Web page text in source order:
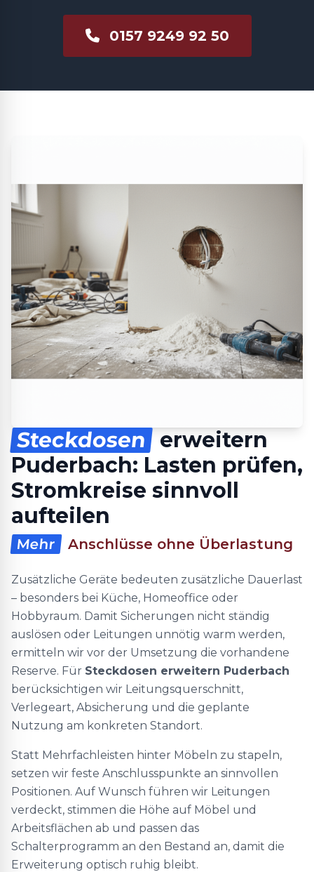
0157 9249 92 50
Steckdosen
erweitern
Puderbach: Lasten prüfen,
Stromkreise sinnvoll
aufteilen
Mehr Anschlüsse ohne Überlastung
Zusätzliche Geräte bedeuten zusätzliche Dauerlast
– besonders bei Küche, Homeoffice oder
Hobbyraum. Damit Sicherungen nicht ständig
auslösen oder Leitungen unnötig warm werden,
ermitteln wir vor der Umsetzung die vorhandene
Reserve. Für Steckdosen erweitern Puderbach
berücksichtigen wir Leitungsquerschnitt,
Verlegeart, Absicherung und die geplante
Nutzung am konkreten Standort.
Statt Mehrfachleisten hinter Möbeln zu stapeln,
setzen wir feste Anschlusspunkte an sinnvollen
Positionen. Auf Wunsch führen wir Leitungen
verdeckt, stimmen die Höhe auf Möbel und
Arbeitsflächen ab und passen das
Schalterprogramm an den Bestand an, damit die
Erweiterung optisch ruhig bleibt.